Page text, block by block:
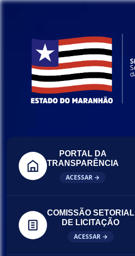
PORTAL DA
TRANSPARÊNCIA
ACESSAR →
COMISSÃO SETORIAL
DE LICITAÇÃO
ACESSAR →